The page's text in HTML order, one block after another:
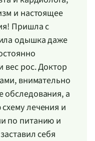
и настоящее
Пришла с
одышка даже
вес рос. Доктор
внимательно
обследования, а
лечения и
по питанию и
себя